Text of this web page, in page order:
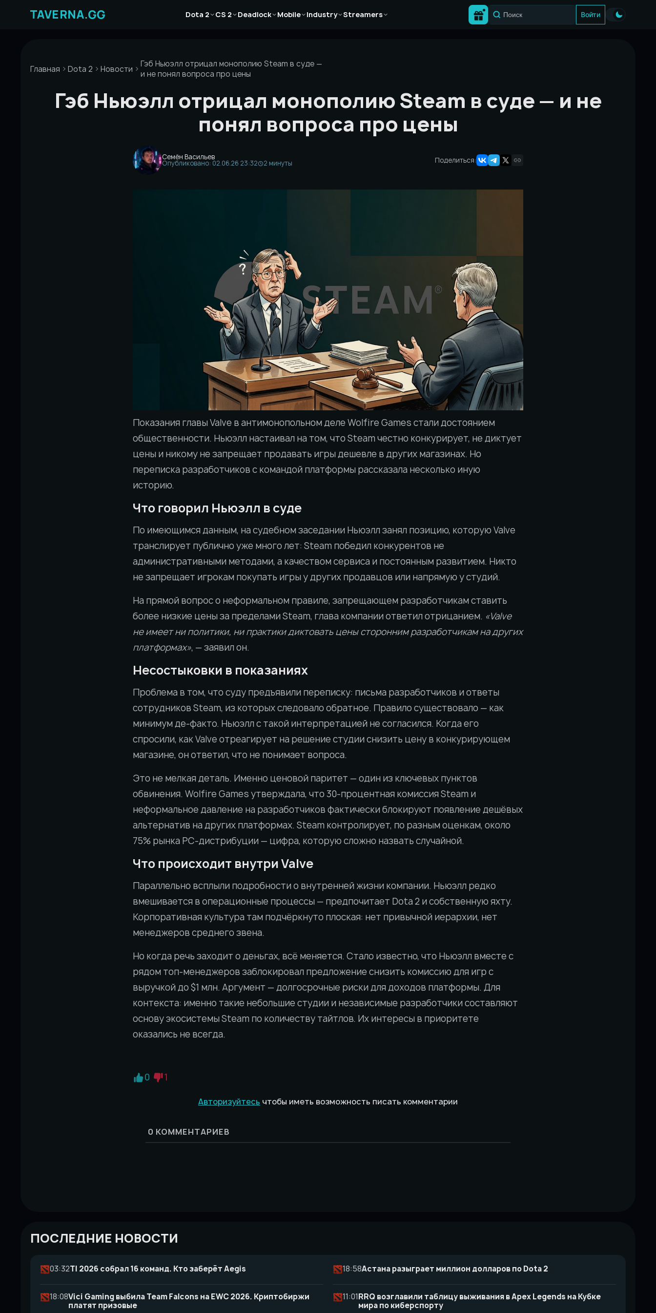
Dota 2
Статьи CS 2
СтатьиDeadlock
Статьи
Mobile
Статьи Industry
Статьи
Streamers
Статьи
Войти
Главная Dota 2 Новости
Гэб Ньюэлл отрицал монополию Steam в суде —
и не понял вопроса про цены
Гэб Ньюэлл отрицал монополию Steam в суде — и не
понял вопроса про цены
Семён Васильев
Опубликовано: 02.06.26 23:32 2 минуты Поделиться:
Показания главы Valve в антимонопольном деле Wolfire Games стали достоянием
общественности. Ньюэлл настаивал на том, что Steam честно конкурирует, не диктует
цены и никому не запрещает продавать игры дешевле в других магазинах. Но
переписка разработчиков с командой платформы рассказала несколько иную
историю.
Что говорил Ньюэлл в суде
По имеющимся данным, на судебном заседании Ньюэлл занял позицию, которую Valve
транслирует публично уже много лет: Steam победил конкурентов не
административными методами, а качеством сервиса и постоянным развитием. Никто
не запрещает игрокам покупать игры у других продавцов или напрямую у студий.
На прямой вопрос о неформальном правиле, запрещающем разработчикам ставить
более низкие цены за пределами Steam, глава компании ответил отрицанием. «Valve
не имеет ни политики, ни практики диктовать цены сторонним разработчикам на других
платформах», — заявил он.
Несостыковки в показаниях
Проблема в том, что суду предъявили переписку: письма разработчиков и ответы
сотрудников Steam, из которых следовало обратное. Правило существовало — как
минимум де-факто. Ньюэлл с такой интерпретацией не согласился. Когда его
спросили, как Valve отреагирует на решение студии снизить цену в конкурирующем
магазине, он ответил, что не понимает вопроса.
Это не мелкая деталь. Именно ценовой паритет — один из ключевых пунктов
обвинения. Wolfire Games утверждала, что 30-процентная комиссия Steam и
неформальное давление на разработчиков фактически блокируют появление дешёвых
альтернатив на других платформах. Steam контролирует, по разным оценкам, около
75% рынка PC-дистрибуции — цифра, которую сложно назвать случайной.
Что происходит внутри Valve
Параллельно всплыли подробности о внутренней жизни компании. Ньюэлл редко
вмешивается в операционные процессы — предпочитает Dota 2 и собственную яхту.
Корпоративная культура там подчёркнуто плоская: нет привычной иерархии, нет
менеджеров среднего звена.
Но когда речь заходит о деньгах, всё меняется. Стало известно, что Ньюэлл вместе с
рядом топ-менеджеров заблокировал предложение снизить комиссию для игр с
выручкой до $1 млн. Аргумент — долгосрочные риски для доходов платформы. Для
контекста: именно такие небольшие студии и независимые разработчики составляют
основу экосистемы Steam по количеству тайтлов. Их интересы в приоритете
оказались не всегда.
0 1
Авторизуйтесь чтобы иметь возможность писать комментарии
0 КОММЕНТАРИЕВ
ПОСЛЕДНИЕ НОВОСТИ
03:32TI 2026 собрал 16 команд. Кто заберёт Aegis 18:58Астана разыграет миллион долларов по Dota 2
18:08Vici Gaming выбила Team Falcons на EWC 2026. Криптобиржи
платят призовые
11:01RRQ возглавили таблицу выживания в Apex Legends на Кубке
мира по киберспорту